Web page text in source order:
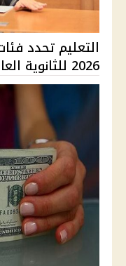
التعليم تحدد
2026 للثانوية العامة بالد...